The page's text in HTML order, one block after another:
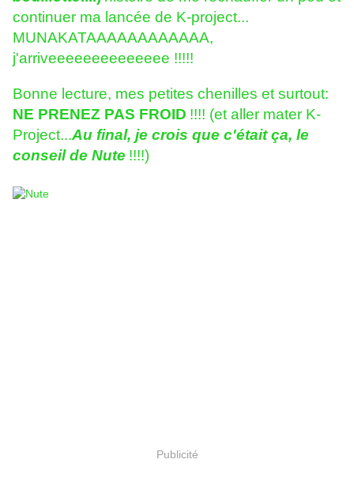
continuer ma lancée de K-project...
MUNAKATAAAAAAAAAAAA,
j'arriveeeeeeeeeeeeee !!!!!
Bonne lecture, mes petites chenilles et surtout:
NE PRENEZ PAS FROID !!!! (et aller mater K-
Project...Au final, je crois que c'était ça, le
conseil de Nute !!!!)
Publicité